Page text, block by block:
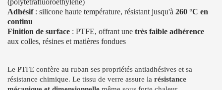
(polytétrafluoroéthylène)
Adhésif: silicone haute température, résistant jusqu'à 260 °C en
continu
Finition de surface : PTFE, offrant une très faible adhérence
aux colles, résines et matières fondues
Le PTFE confère au ruban ses propriétés antiadhésives et sa
résistance chimique. Le tissu de verre assure la résistance